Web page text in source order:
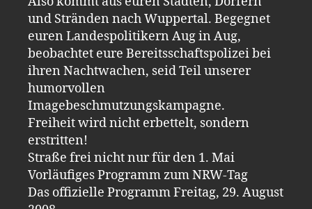
und Stränden nach Wuppertal. Begegnet
euren Landespolitikern Aug in Aug,
beobachtet eure Bereitsschaftspolizei bei
ihren Nachtwachen, seid Teil unserer
humorvollen
Imagebeschmutzungskampagne.
Freiheit wird nicht erbettelt, sondern
erstritten!
Straße frei nicht nur für den 1. Mai
Vorläufiges Programm zum NRW-Tag
Das offizielle Programm Freitag, 29. August